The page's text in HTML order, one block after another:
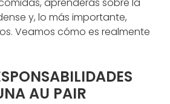
y, lo más importante,
Veamos cómo es realmente
AU PAIR